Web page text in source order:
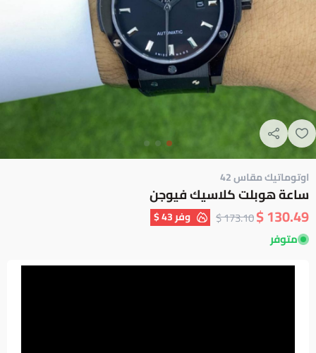
اوتوماتيك مقاس 42
ساعة هوبلت كلاسيك فيوجن
130.49 $
173.10 $ وفر43 $
متوفر